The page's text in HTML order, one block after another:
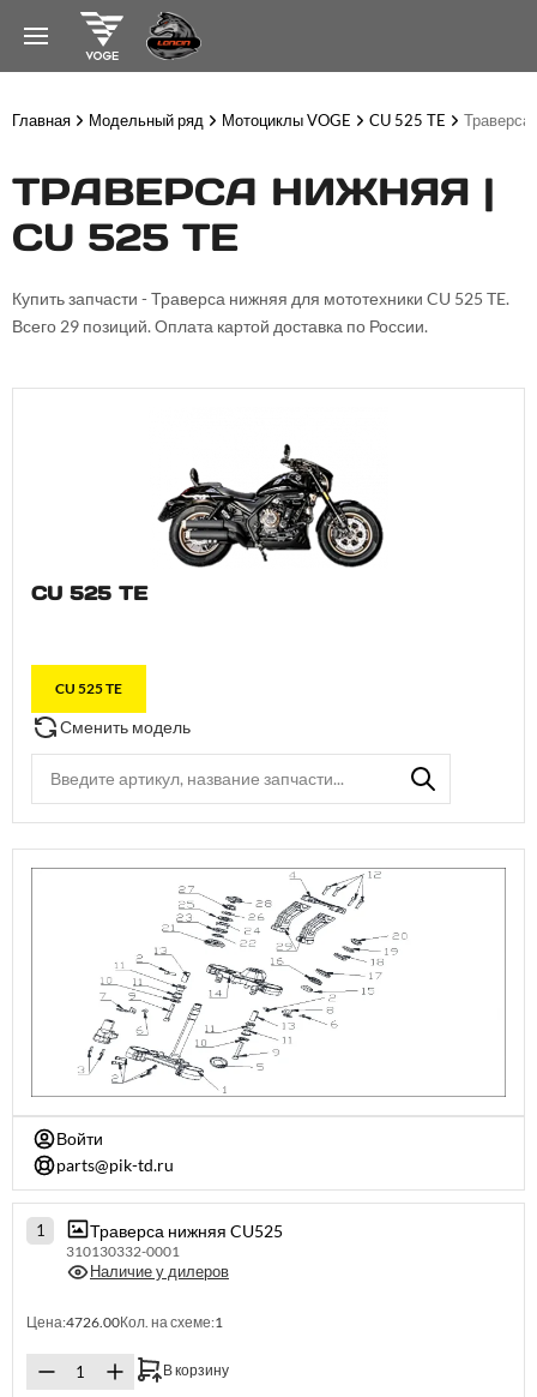
Главная Модельный ряд Мотоциклы VOGE CU 525 TE Траверса
ТРАВЕРСА НИЖНЯЯ |
CU 525 TE
Купить запчасти - Траверса нижняя для мототехники CU 525 TE.
Всего 29 позиций. Оплата картой доставка по России.
CU 525 TE
CU 525 TE
Сменить модель
Войти
parts@pik-td.ru
1 Траверса нижняя CU525
310130332-0001
Наличие у дилеров
Цена:4726.00Кол. на схеме:1
В корзину